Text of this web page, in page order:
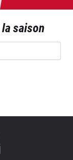
saison